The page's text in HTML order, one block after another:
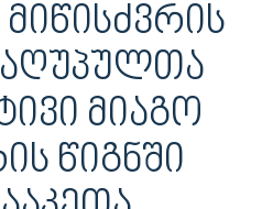
ᲛᲘᲐᲒᲝ
ᲬᲘᲒᲜᲨᲘ